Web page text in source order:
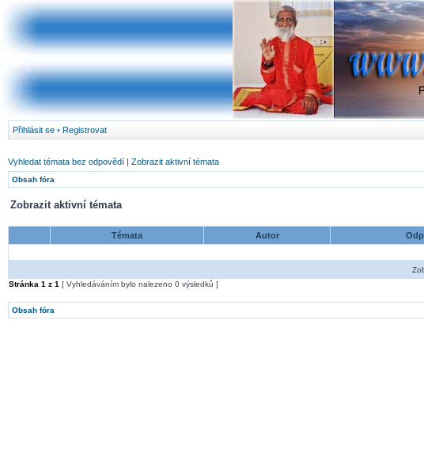
Přihlásit se • Registrovat
Vyhledat témata bez odpovědí | Zobrazit aktivní témata
Obsah fóra
Zobrazit aktivní témata
Témata Autor
Stránka 1 z 1 [ Vyhledáváním bylo nalezeno 0 výsledků ]
Obsah fóra